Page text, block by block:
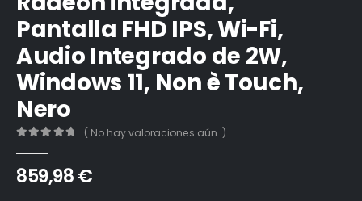
Pantalla FHD IPS, Wi-Fi,
Audio Integrado de 2W,
Windows 11, Non è Touch,
Nero
( No hay valoraciones aún. )
859,98€